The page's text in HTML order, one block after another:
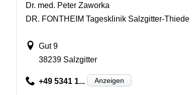
Dr. med. Peter Zaworka
DR. FONTHEIM Tagesklinik Salzgitter-Thiede
Gut 9
38239 Salzgitter
+49 5341 1... Anzeigen